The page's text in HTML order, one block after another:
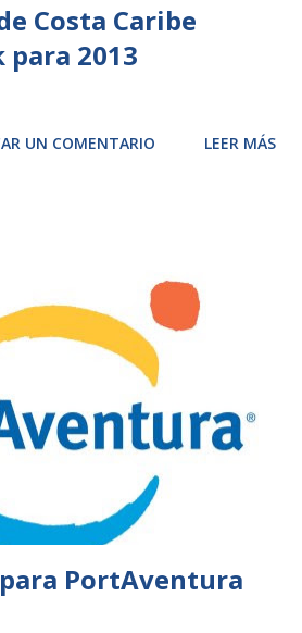
Costa Caribe
2013
UN COMENTARIO LEER MÁS
PortAventura